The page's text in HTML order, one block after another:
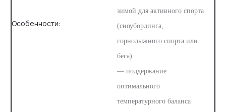
Особенности:
зимой для активного спорта
(сноубординга,
горнолыжного спорта или
бега)
— поддержание
оптимального
температурного баланса